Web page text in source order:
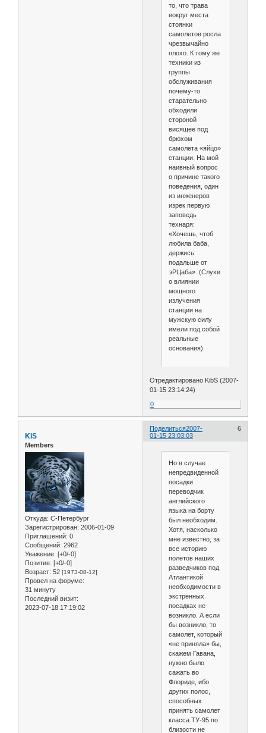
то, что трава
вокруг места
стоянки
самолетов росла
чрезвычайно
плохо. К тому же
техники из
группы
обслуживания
почему-то
старательно
обходили
стороной
висящее под
брюхом
самолета «яйцо»
станции. На мой
наивный вопрос
о причине такого
поведения, один
из инженеров
изрек первую
заповедь
технаря:
«Хочешь, чтоб
любила баба,
держись
подальше от
эРЦаба». (Слухи
о влиянии
мощного
излучения
станции на
мужскую силу
имели под собой
реальные
основания).
Отредактировано KibS (2007-
01-15 23:14:24)
0
Поделиться 6
2007-
01-15 23:03:03
KiS
Members
Откуда: С-Петербург
Зарегистрирован: 2006-01-09
Приглашений: 0
Сообщений: 2962
Уважение: [+0/-0]
Позитив: [+0/-0]
Возраст: 52 [1973-08-12]
Провел на форуме:
31 минуту
Последний визит:
2023-07-18 17:19:02
Но в случае
непредвиденной
посадки
переводчик
английского
языка на борту
был необходим.
Хотя, насколько
мне известно, за
все историю
полетов наших
разведчиков под
Атлантикой
необходимости в
экстренных
посадках не
возникло. А если
бы возникло, то
самолет, который
«не приняла» бы,
скажем Гавана,
нужно было
сажать во
Флориде, ибо
других полос,
способных
принять самолет
класса ТУ-95 по
близости не